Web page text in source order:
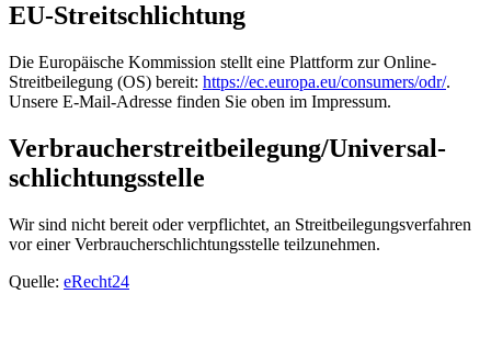
EU-Streitschlichtung
Die Europäische Kommission stellt eine Plattform zur Online-
Streitbeilegung (OS) bereit: https://ec.europa.eu/consumers/odr/.
Unsere E-Mail-Adresse finden Sie oben im Impressum.
Verbraucher­streit­beilegung/Universal­
schlichtungs­stelle
Wir sind nicht bereit oder verpflichtet, an Streitbeilegungsverfahren
vor einer Verbraucherschlichtungsstelle teilzunehmen.
Quelle: eRecht24